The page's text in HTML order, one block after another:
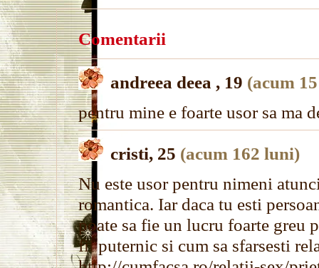
Comentarii
andreea deea , 19 (acum
pentru mine e foarte usor sa ma
cristi, 25 (acum 162 luni)
Nu este usor pentru nimeni
romantica. Iar daca tu esti
poate sa fie un lucru foarte greu
fii puternic si cum sa sfarsesti